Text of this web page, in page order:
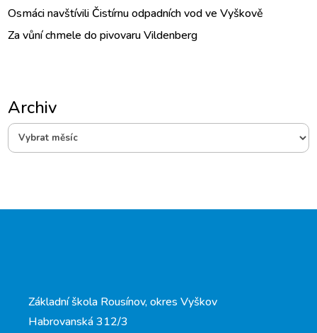
Osmáci navštívili Čistírnu odpadních vod ve Vyškově
Za vůní chmele do pivovaru Vildenberg
ArchivArchiv
Základní škola Rousínov, okres Vyškov
Habrovanská 312/3